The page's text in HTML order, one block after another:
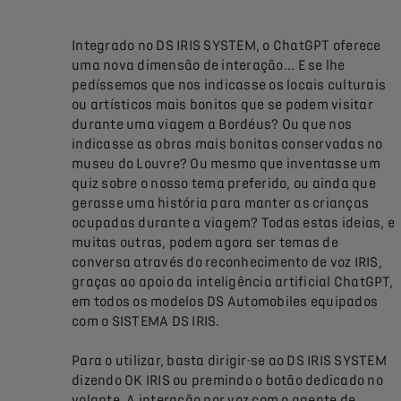
Integrado no DS IRIS SYSTEM, o ChatGPT oferece
uma nova dimensão de interação... E se lhe
pedíssemos que nos indicasse os locais culturais
ou artísticos mais bonitos que se podem visitar
durante uma viagem a Bordéus? Ou que nos
indicasse as obras mais bonitas conservadas no
museu do Louvre? Ou mesmo que inventasse um
quiz sobre o nosso tema preferido, ou ainda que
gerasse uma história para manter as crianças
ocupadas durante a viagem? Todas estas ideias, e
muitas outras, podem agora ser temas de
conversa através do reconhecimento de voz IRIS,
graças ao apoio da inteligência artificial ChatGPT,
em todos os modelos DS Automobiles equipados
com o SISTEMA DS IRIS.
Para o utilizar, basta dirigir-se ao DS IRIS SYSTEM
dizendo OK IRIS ou premindo o botão dedicado no